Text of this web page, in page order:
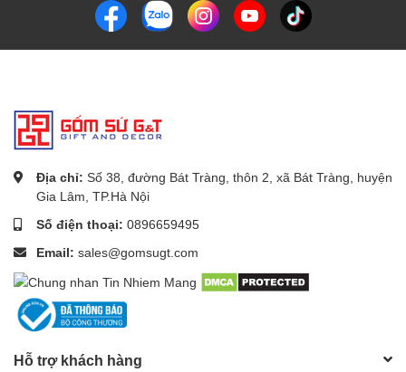
Địa chỉ: Số 38, đường Bát Tràng, thôn 2, xã Bát Tràng, huyện
Gia Lâm, TP.Hà Nội
Số điện thoại: 0896659495
Email: sales@gomsugt.com
Hỗ trợ khách hàng